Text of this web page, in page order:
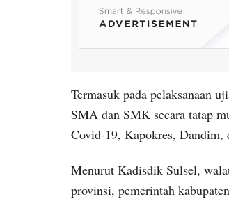
Termasuk pada pelaksanaan
SMA dan SMK secara tatap
Covid-19, Kapokres, Dandim,
Menurut Kadisdik Sulsel,
provinsi, pemerintah